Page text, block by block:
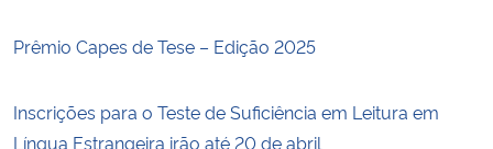
Prêmio Capes de Tese – Edição 2025
Inscrições para o Teste de Suficiência em Leitura em
Língua Estrangeira irão até 20 de abril